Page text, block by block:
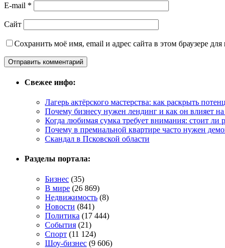
E-mail *
Сайт
Сохранить моё имя, email и адрес сайта в этом браузере
Свежее инфо:
Лагерь актёрского мастерства: как раскрыть
Почему бизнесу нужен лендинг и как он влияет
Когда любимая сумка требует внимания: стоит ли
Почему в премиальной квартире часто нужен
Скандал в Псковской области
Разделы портала:
Бизнес (35)
В мире (26 869)
Недвижимость (8)
Новости (841)
Политика (17 444)
События (21)
Спорт (11 124)
Шоу-бизнес (9 606)